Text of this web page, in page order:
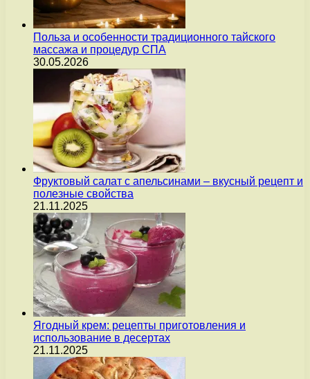
Польза и особенности традиционного тайского
массажа и процедур СПА
30.05.2026
Фруктовый салат с апельсинами – вкусный рецепт и
полезные свойства
21.11.2025
Ягодный крем: рецепты приготовления и
использование в десертах
21.11.2025